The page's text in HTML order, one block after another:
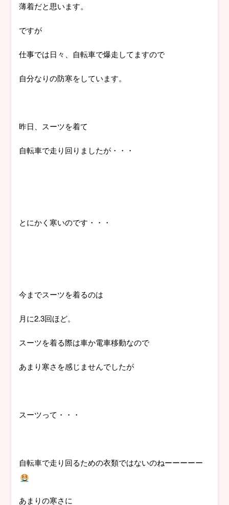
薄着だと思います。
ですが
仕事では日々、自転車で爆走してますので
自分なりの防寒をしています。
昨日、スーツを着て
自転車で走り回りましたが・・・
とにかく寒いのです・・・
今までスーツを着るのは
月に2.3回ほど。
スーツを着る際は車か電車移動なので
あまり寒さを感じませんでしたが
スーツって・・・
自転車で走り回るための衣類ではないのねーーーーー
あまりの寒さに